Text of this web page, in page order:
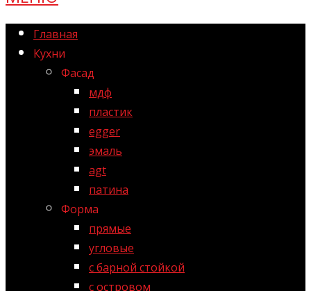
Главная
Кухни
Фасад
мдф
пластик
egger
эмаль
agt
патина
Форма
прямые
угловые
с барной стойкой
с островом